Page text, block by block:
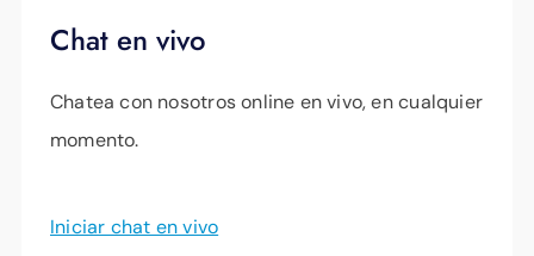
Chat en vivo
Chatea con nosotros online en vivo, en cualquier
momento.
Iniciar chat en vivo